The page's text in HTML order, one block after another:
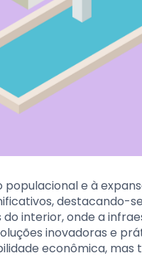
e à
destacando-
interior, onde a
inovadoras e
econômica,